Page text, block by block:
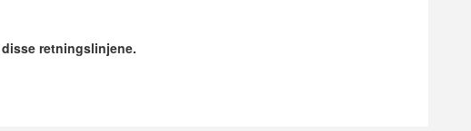
retningslinjene.